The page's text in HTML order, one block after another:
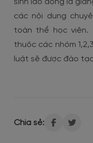
sinh lao động là
các nội dung
toàn thể học viên.
thuộc các nhóm
luật sẽ được đào
Chia sẻ: